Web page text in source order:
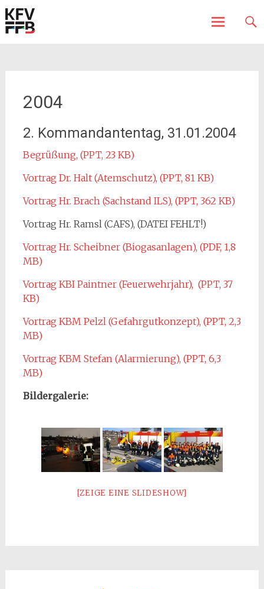
2004
2. Kommandantentag, 31.01.2004
Begrüßung, (PPT, 23 KB)
Vortrag Dr. Halt (Atemschutz), (PPT, 81 KB)
Vortrag Hr. Brach (Sachstand ILS), (PPT, 362 KB)
Vortrag Hr. Ramsl (CAFS), (DATEI FEHLT!)
Vortrag Hr. Scheibner (Biogasanlagen), (PDF, 1,8
MB)
Vortrag KBI Paintner (Feuerwehrjahr), (PPT, 37
KB)
Vortrag KBM Pelzl (Gefahrgutkonzept), (PPT, 2,3
MB)
Vortrag KBM Stefan (Alarmierung), (PPT, 6,3
MB)
Bildergalerie:
[ZEIGE EINE SLIDESHOW]